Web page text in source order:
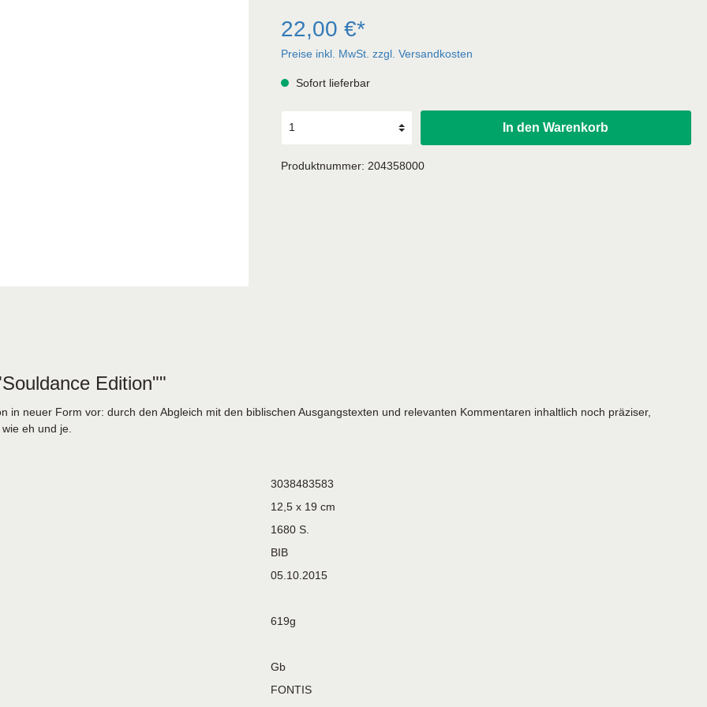
22,00 €*
Preise inkl. MwSt. zzgl. Versandkosten
Sofort lieferbar
In den Warenkorb
Produktnummer: 204358000
Edition""
in neuer Form vor: durch den Abgleich mit den biblischen Ausgangstexten und relevanten Kommentaren inhaltlich noch präziser,
eh und je.
3038483583
12,5 x 19 cm
1680 S.
BIB
05.10.2015
619g
Gb
FONTIS